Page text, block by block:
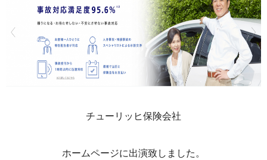
チューリッヒ保険会社
ホームページに出演致しました。